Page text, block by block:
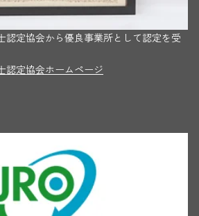
認定協会から優良事業所として認定を受
認定協会ホームページ